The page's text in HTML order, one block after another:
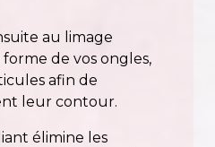
au limage
de vos ongles,
afin de
leur contour.
élimine les